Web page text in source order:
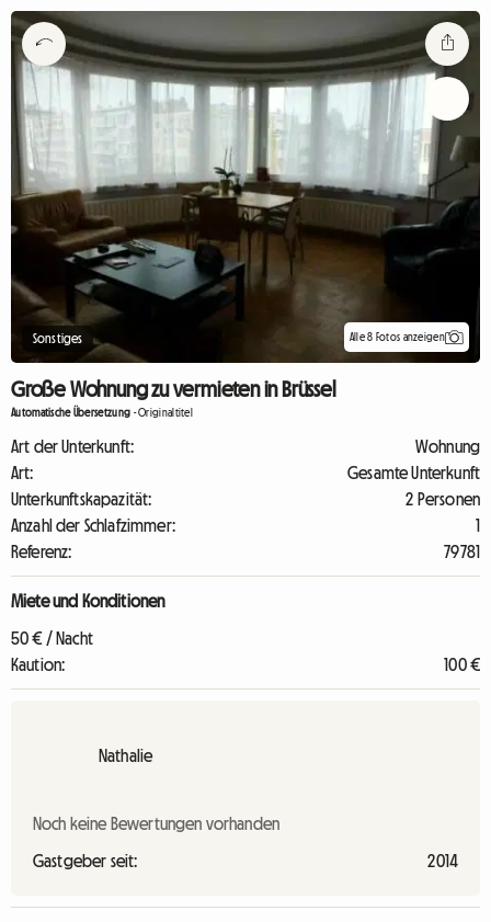
Sonstiges Alle 8 Fotos anzeigen
Große Wohnung zu vermieten in Brüssel
Automatische Übersetzung -Originaltitel
Art der Unterkunft:
Wohnung
Art:
Gesamte Unterkunft
Unterkunftskapazität:
2 Personen
Anzahl der Schlafzimmer:
1
Referenz:
79781
Miete und Konditionen
50 € / Nacht
Kaution:
100 €
Nathalie
Noch keine Bewertungen vorhanden
Gastgeber seit: 2014